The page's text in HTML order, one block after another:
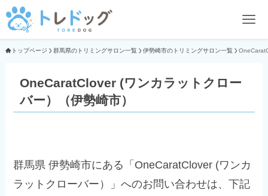
トップページ 群馬県のトリミングサロン一覧 伊勢崎市のトリミングサロン一覧
OneCaratClover (ワンカラットクロー
バー）（伊勢崎市）
群馬県 伊勢崎市にある「OneCaratClover (ワンカ
ラットクローバー）」へのお問い合わせは、下記